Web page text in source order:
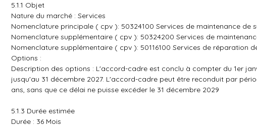
5.1.1 Objet
Nature du marché : Services
Nomenclature principale ( cpv ): 50324100 Services de maintenance de
Nomenclature supplémentaire ( cpv ): 50324200 Services de
Nomenclature supplémentaire ( cpv ): 50116100 Services de réparation
Options :
Description des options : L'accord-cadre est conclu à compter du 1er
jusqu'au 31 décembre 2027. L'accord-cadre peut être reconduit par
ans, sans que ce délai ne puisse excéder le 31 décembre 2029
5.1.3 Durée estimée
Durée : 36 Mois